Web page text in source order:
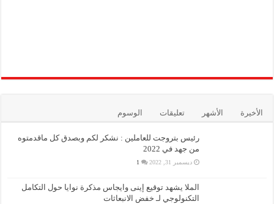
الأخيرة الأشهر تعليقات الوسوم
رئيس بتروجت للعاملين : نشكر لكم وبصدق كل ماقدمتوه
من جهد في 2022
ديسمبر 31, 2022 1
الملا يشهد توقيع إينى وايجاس مذكرة نوايا حول التكامل
التكنولوجي لـ خفض الانبعاثات